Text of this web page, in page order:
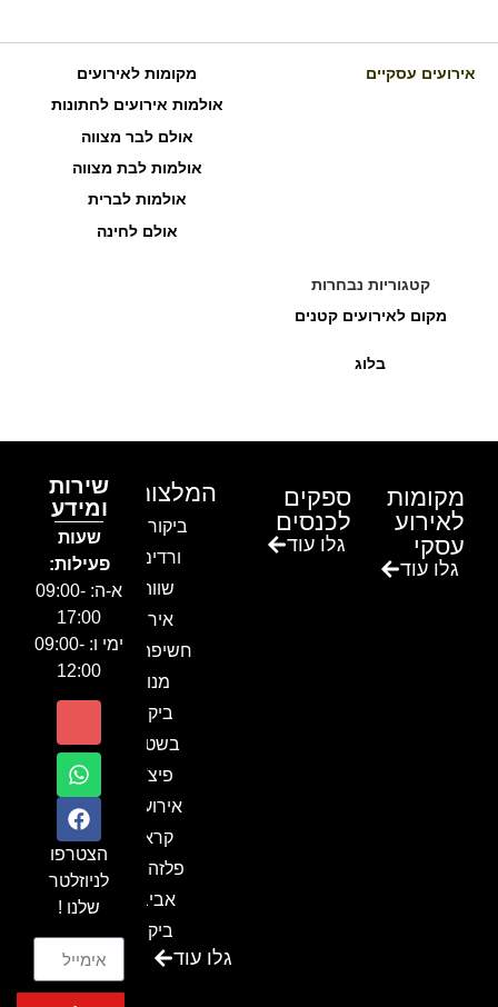
אירועים עסקיים
מקומות לאירועים
אולמות אירועים לחתונות
אולם לבר מצווה
אולמות לבת מצווה
אולמות לברית
אולם לחינה
קטגוריות נבחרות
מקום לאירועים קטנים
בלוג
מקומות
לאירוע
עסקי
גלו עוד
ספקים
לכנסים
גלו עוד
המלצות
ביקור בגן
ורדים –
שווה!!
אירוע
חשיפה- זיו
מנור
ביקור
בשטח-
פיצ'ר
אירועים
קראון
פלזה תל
אביב-
ביקור
בכנסגלו עוד
שירות
ומידע
שעות
פעילות:
א-ה: 09:00-
17:00
ימי ו: 09:00-
12:00
הצטרפו
לניוזלטר
שלנו !